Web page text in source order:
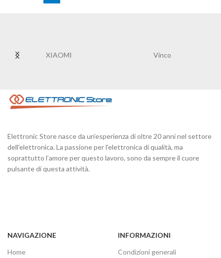
XIAOMI Vinco
Elettronic Store nasce da un’esperienza di oltre 20 anni nel settore
dell'elettronica. La passione per l'elettronica di qualità, ma
soprattutto l’amore per questo lavoro, sono da sempre il cuore
pulsante di questa attività.
NAVIGAZIONE
Home
INFORMAZIONI
Condizioni generali